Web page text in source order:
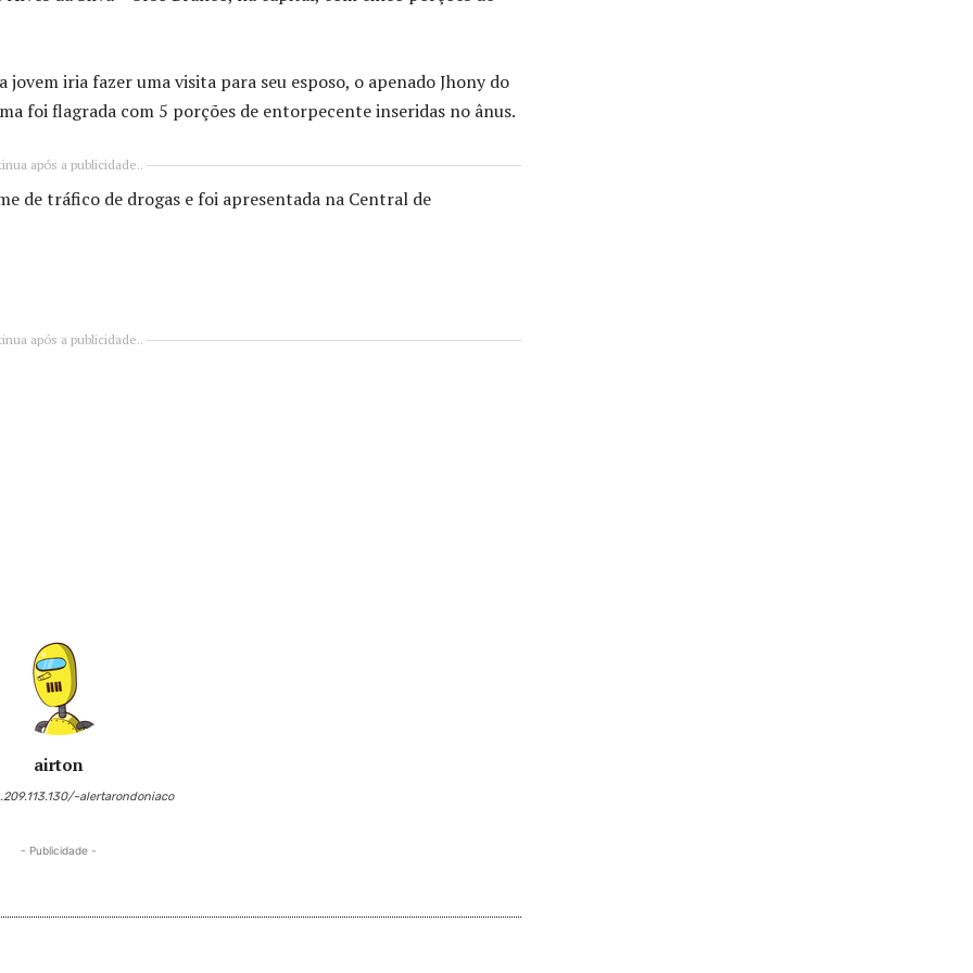
iria fazer uma visita para seu esposo, o apenado Jhony do
foi flagrada com 5 porções de entorpecente inseridas no ânus.
após a publicidade..
de tráfico de drogas e foi apresentada na Central de
após a publicidade..
airton
~alertarondoniaco
- Publicidade -